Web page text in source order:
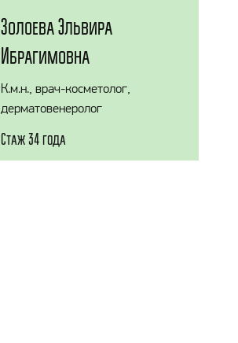
Золоева Эльвира
Ибрагимовна
К.м.н., врач-косметолог,
дерматовенеролог
Стаж 34 года